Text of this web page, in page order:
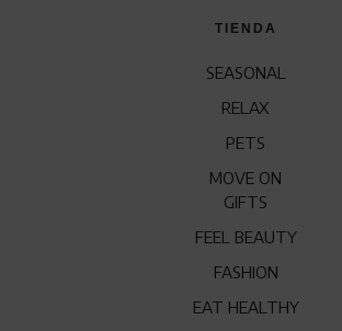
TIENDA
SEASONAL
RELAX
PETS
MOVE ON
GIFTS
FEEL BEAUTY
FASHION
EAT HEALTHY